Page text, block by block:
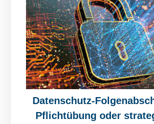
Datenschutz-
Pflichtübung oder